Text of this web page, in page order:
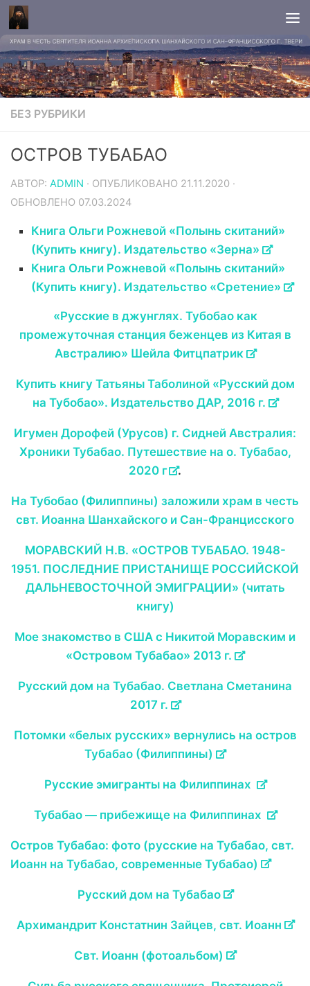
БЕЗ РУБРИКИ
ОСТРОВ ТУБАБАО
АВТОР: ADMIN · ОПУБЛИКОВАНО 21.11.2020 ·
ОБНОВЛЕНО 07.03.2024
Книга Ольги Рожневой «Полынь скитаний»
(Купить книгу). Издательство «Зерна»
Книга Ольги Рожневой «Полынь скитаний»
(Купить книгу). Издательство «Сретение»
«Русские в джунглях. Тубобао как
промежуточная станция беженцев из Китая в
Австралию» Шейла Фитцпатрик
Купить книгу Татьяны Таболиной «Русский дом
на Тубобао». Издательство ДАР, 2016 г.
Игумен Дорофей (Урусов) г. Сидней Австралия:
Хроники Тубабао. Путешествие на о. Тубабао,
2020 г
.
На Тубобао (Филиппины) заложили храм в честь
свт. Иоанна Шанхайского и Сан-Францисского
МОРАВСКИЙ Н.В. «ОСТРОВ ТУБАБАО. 1948-
1951. ПОСЛЕДНИЕ ПРИСТАНИЩЕ РОССИЙСКОЙ
ДАЛЬНЕВОСТОЧНОЙ ЭМИГРАЦИИ» (читать
книгу)
Мое знакомство в США с Никитой Моравским и
«Островом Тубабао» 2013 г.
Русский дом на Тубабао. Светлана Сметанина
2017 г.
Потомки «белых русских» вернулись на остров
Тубабао (Филиппины)
Русские эмигранты на Филиппинах
Тубабао — прибежище на Филиппинах
Остров Тубабао: фото (русские на Тубабао, свт.
Иоанн на Тубабао, современные Тубабао)
Русский дом на Тубабао
Архимандрит Констатнин Зайцев, свт. Иоанн
Свт. Иоанн (фотоальбом)